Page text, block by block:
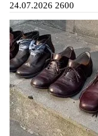
24.07.2026 2600